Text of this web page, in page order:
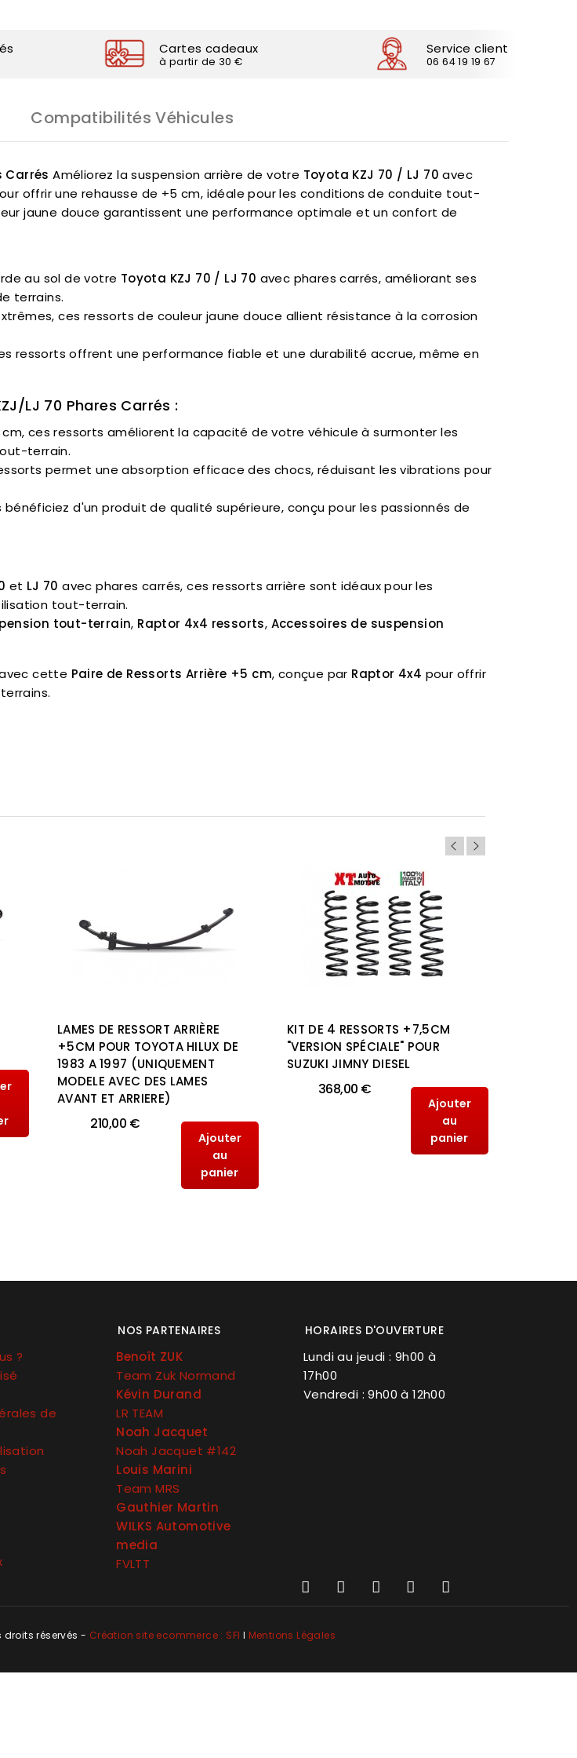
Cartes cadeaux
à partir de 30 €
Service client
06 64 19 19 67
Compatibilités Véhicules
Carrés Améliorez la suspension arrière de votre Toyota KZJ 70 / LJ 70 avec
offrir une rehausse de +5 cm, idéale pour les conditions de conduite tout-
jaune douce garantissent une performance optimale et un confort de
au sol de votre Toyota KZJ 70 / LJ 70 avec phares carrés, améliorant ses
terrains.
ces ressorts de couleur jaune douce allient résistance à la corrosion
ressorts offrent une performance fiable et une durabilité accrue, même en
LJ 70 Phares Carrés :
cm, ces ressorts améliorent la capacité de votre véhicule à surmonter les
terrain.
permet une absorption efficace des chocs, réduisant les vibrations pour
bénéficiez d'un produit de qualité supérieure, conçu pour les passionnés de
et LJ 70 avec phares carrés, ces ressorts arrière sont idéaux pour les
tout-terrain.
tout-terrain, Raptor 4x4 ressorts, Accessoires de suspension
cette Paire de Ressorts Arrière +5 cm, conçue par Raptor 4x4 pour offrir
LAMES DE RESSORT ARRIÈRE
+5CM POUR TOYOTA HILUX DE
1983 A 1997 (UNIQUEMENT
MODELE AVEC DES LAMES
AVANT ET ARRIERE)
210,00 €
Ajouter
au
panier
KIT DE 4 RESSORTS +7,5CM
"VERSION SPÉCIALE" POUR
SUZUKI JIMNY DIESEL
368,00 €
Ajouter
au
panier
?
de
NOS PARTENAIRES
Benoît ZUK
Team Zuk Normand
Kévin Durand
LR TEAM
Noah Jacquet
Noah Jacquet #142
Louis Marini
Team MRS
Gauthier Martin
WILKS Automotive
media
FVLTT
HORAIRES D'OUVERTURE
Lundi au jeudi : 9h00 à
17h00
Vendredi : 9h00 à 12h00
réservés - Création site ecommerce : SFI l Mentions Légales